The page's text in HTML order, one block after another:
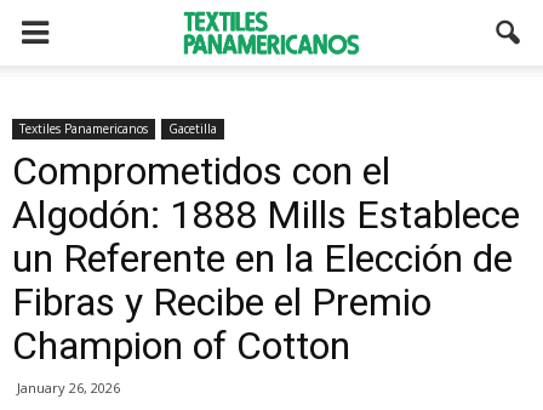
Textiles Panamericanos Gacetilla
Comprometidos con el
Algodón: 1888 Mills Establece
un Referente en la Elección de
Fibras y Recibe el Premio
Champion of Cotton
January 26, 2026